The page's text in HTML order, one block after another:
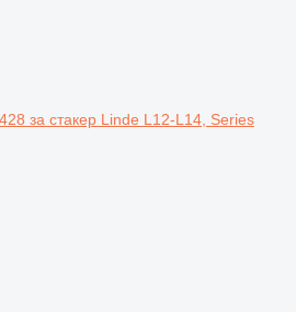
за стакер Linde L12-L14, Series